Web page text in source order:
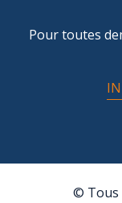
Pour toutes
© Tous